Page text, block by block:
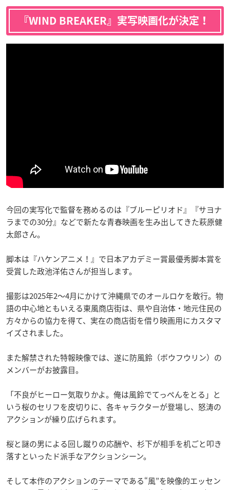
『WIND BREAKER』実写映画化が決定！
今回の実写化で監督を務めるのは『ブルーピリオド』『サヨナ
ラまでの30分』などで新たな青春映画を生み出してきた萩原健
太郎さん。
脚本は『ハケンアニメ！』で日本アカデミー賞最優秀脚本賞を
受賞した政池洋佑さんが担当します。
撮影は2025年2〜4月にかけて沖縄県でのオールロケを敢行。物
語の中心地ともいえる東風商店街は、県や自治体・地元住民の
方々からの協力を得て、実在の商店街を借り映画用にカスタマ
イズされました。
また解禁された特報映像では、遂に防風鈴（ボウフウリン）の
メンバーがお披露目。
「不良がヒーロー気取りかよ。俺は風鈴でてっぺんをとる」と
いう桜のセリフを皮切りに、各キャラクターが登場し、怒涛の
アクションが繰り広げられます。
桜と謎の男による回し蹴りの応酬や、杉下が相手を机ごと叩き
落すといったド派手なアクションシーン。
そして本作のアクションのテーマである“風”を映像的エッセン